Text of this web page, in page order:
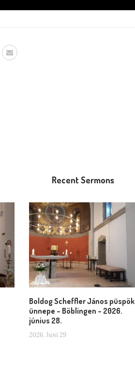
Recent Sermons
Boldog Scheffler János püspök
ünnepe – Böblingen – 2026.
június 28.
2026. Juni 29